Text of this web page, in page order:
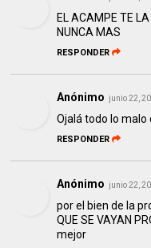
EL ACAMPE TE
NUNCA MAS
RESPONDER
Anónimo junio 22,
Ojalá todo lo
RESPONDER
Anónimo junio 22,
por el bien de la
QUE SE VAYAN
mejor